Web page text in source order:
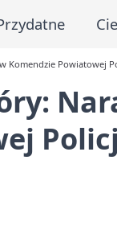
Komendzie Powiatowej